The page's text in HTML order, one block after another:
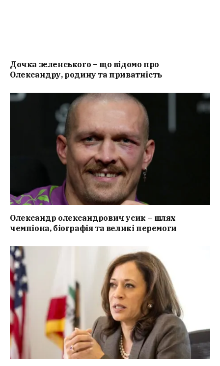
Дочка зеленського – що відомо про
Олександру, родину та приватність
Олександр олександрович усик – шлях
чемпіона, біографія та великі перемоги